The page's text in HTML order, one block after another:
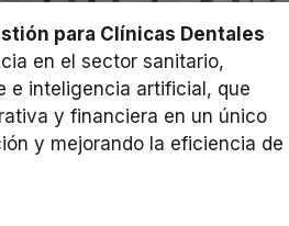
para Clínicas Dentales
en el sector sanitario,
e inteligencia artificial, que
y financiera en un único
y mejorando la eficiencia de